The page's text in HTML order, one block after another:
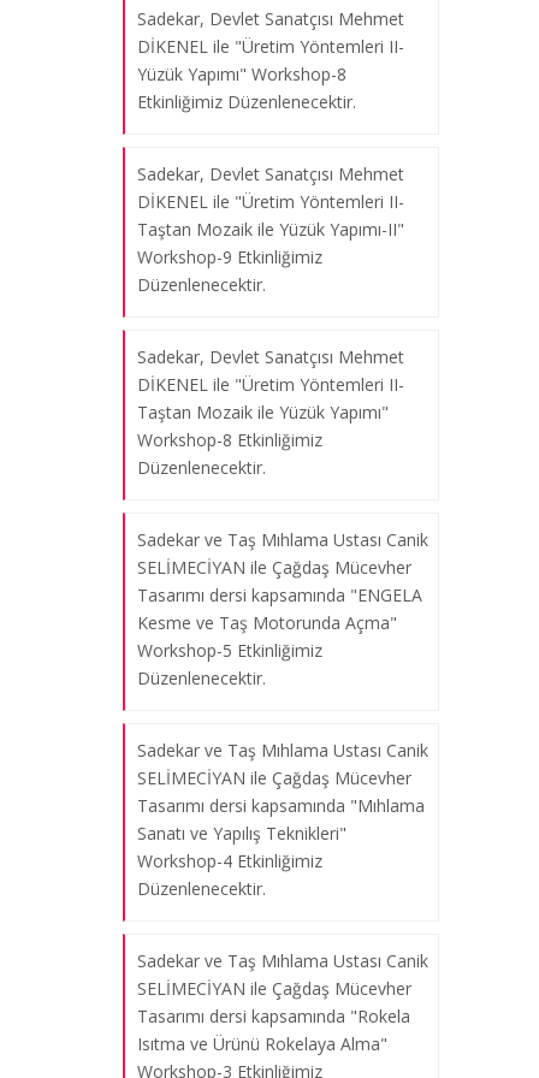
Sadekar, Devlet Sanatçısı Mehmet
DİKENEL ile "Üretim Yöntemleri II-
Yüzük Yapımı" Workshop-8
Etkinliğimiz Düzenlenecektir.
Sadekar, Devlet Sanatçısı Mehmet
DİKENEL ile "Üretim Yöntemleri II-
Taştan Mozaik ile Yüzük Yapımı-II"
Workshop-9 Etkinliğimiz
Düzenlenecektir.
Sadekar, Devlet Sanatçısı Mehmet
DİKENEL ile "Üretim Yöntemleri II-
Taştan Mozaik ile Yüzük Yapımı"
Workshop-8 Etkinliğimiz
Düzenlenecektir.
Sadekar ve Taş Mıhlama Ustası Canik
SELİMECİYAN ile Çağdaş Mücevher
Tasarımı dersi kapsamında "ENGELA
Kesme ve Taş Motorunda Açma"
Workshop-5 Etkinliğimiz
Düzenlenecektir.
Sadekar ve Taş Mıhlama Ustası Canik
SELİMECİYAN ile Çağdaş Mücevher
Tasarımı dersi kapsamında "Mıhlama
Sanatı ve Yapılış Teknikleri"
Workshop-4 Etkinliğimiz
Düzenlenecektir.
Sadekar ve Taş Mıhlama Ustası Canik
SELİMECİYAN ile Çağdaş Mücevher
Tasarımı dersi kapsamında "Rokela
Isıtma ve Ürünü Rokelaya Alma"
Workshop-3 Etkinliğimiz
Sadekar, Devlet Sanatçısı Mehmet
Workshop- 13 Etkinliğimiz
Düzenlenmiştir.
30.05.2025
SELİMECİYAN ile Çağdaş Mücevher
Tasarımı dersi kapsamında " Sıra
Güverse ve Temizleme-3 " Workshop-
13 Etkinliğimiz Düzenlenmiştir.
20-23 Mayıs 2025 tarihlerinde
Marmara Kültür, Sanat ve Spor
Festivali kapsamında Kuyumculuk ve
Mücevher Tasarımı Bölümü tarafından
20.05.2025
Sadekar, Devlet Sanatçısı Mehmet
DİKENEL ile " Üretim Yöntemleri II-
Düzenlenmiştir.
23.05.2025